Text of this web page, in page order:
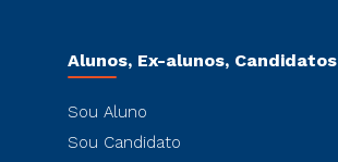
Alunos, Ex-alunos, Candidatos
Sou Aluno
Sou Candidato